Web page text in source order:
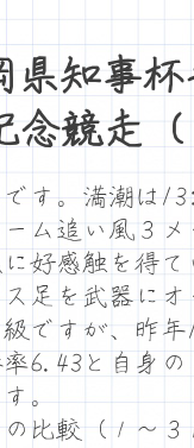
県知事
念競走（
す。満潮は
ム追い風３メ
好感触を得て
足を武器に
ですが、昨
6.43と自身
。
比較（１～３